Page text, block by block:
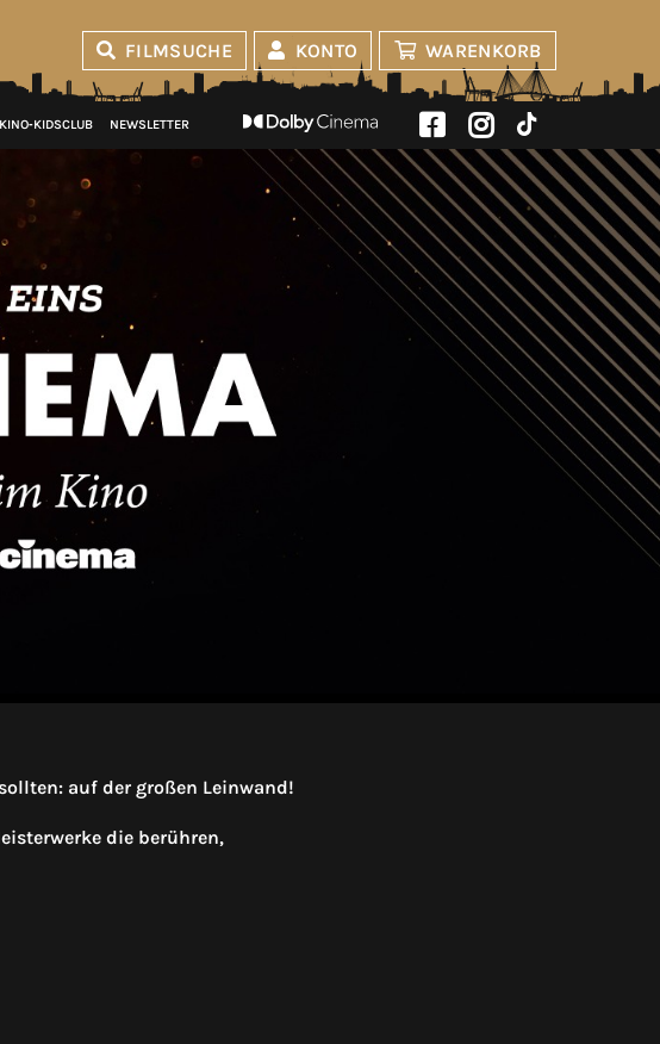
FILMSUCHE KONTO WARENKORB
KINO‑KIDSCLUB NEWSLETTER
auf der großen Leinwand!
die berühren,